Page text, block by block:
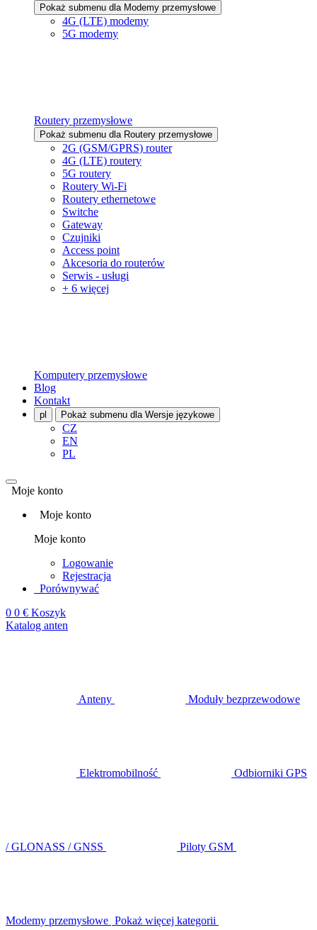
Pokaż submenu dla Modemy przemysłowe
4G (LTE) modemy
5G modemy
Routery przemysłowe
Pokaż submenu dla Routery przemysłowe
2G (GSM/GPRS) router
4G (LTE) routery
5G routery
Routery Wi-Fi
Routery ethernetowe
Switche
Gateway
Czujniki
Access point
Akcesoria do routerów
Serwis - usługi
+ 6 więcej
Komputery przemysłowe
Blog
Kontakt
pl Pokaż submenu dla Wersje językowe
CZ
EN
PL
Moje konto
Moje konto
Moje konto
Logowanie
Rejestracja
Porównywać
0 0 € Koszyk
Katalog anten
Anteny Moduły bezprzewodowe
Elektromobilność Odbiorniki GPS
/ GLONASS / GNSS Piloty GSM
Modemy przemysłowe Pokaż więcej kategorii